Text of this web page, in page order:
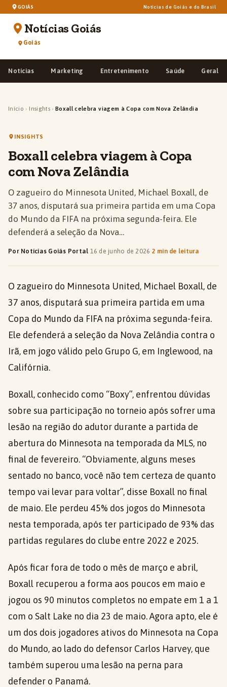
GOIÁS Notícias de Goiás e do Brasil
Notícias Goiás
Goiás
Notícias Marketing Entretenimento Saúde Geral
Início › Insights › Boxall celebra viagem à Copa com Nova Zelândia
INSIGHTS
Boxall celebra viagem à Copa
com Nova Zelândia
O zagueiro do Minnesota United, Michael Boxall, de
37 anos, disputará sua primeira partida em uma Copa
do Mundo da FIFA na próxima segunda-feira. Ele
defenderá a seleção da Nova…
Por Notícias Goiás Portal·16 de junho de 2026·2 min de leitura
O zagueiro do Minnesota United, Michael Boxall, de
37 anos, disputará sua primeira partida em uma
Copa do Mundo da FIFA na próxima segunda-feira.
Ele defenderá a seleção da Nova Zelândia contra o
Irã, em jogo válido pelo Grupo G, em Inglewood, na
Califórnia.
Boxall, conhecido como “Boxy”, enfrentou dúvidas
sobre sua participação no torneio após sofrer uma
lesão na região do adutor durante a partida de
abertura do Minnesota na temporada da MLS, no
final de fevereiro. “Obviamente, alguns meses
sentado no banco, você não tem certeza de quanto
tempo vai levar para voltar”, disse Boxall no final
de maio. Ele perdeu 45% dos jogos do Minnesota
nesta temporada, após ter participado de 93% das
partidas regulares do clube entre 2022 e 2025.
Após ficar fora de todo o mês de março e abril,
Boxall recuperou a forma aos poucos em maio e
jogou os 90 minutos completos no empate em 1 a 1
com o Salt Lake no dia 23 de maio. Agora apto, ele é
um dos dois jogadores ativos do Minnesota na Copa
do Mundo, ao lado do defensor Carlos Harvey, que
também superou uma lesão na perna para
defender o Panamá.